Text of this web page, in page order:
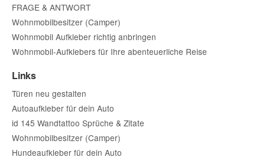
FRAGE & ANTWORT
Wohnmobilbesitzer (Camper)
Wohnmobil Aufkleber richtig anbringen
Wohnmobil-Aufklebers für Ihre abenteuerliche Reise
Links
Türen neu gestalten
Autoaufkleber für dein Auto
id 145 Wandtattoo Sprüche & Zitate
Wohnmobilbesitzer (Camper)
Hundeaufkleber für dein Auto